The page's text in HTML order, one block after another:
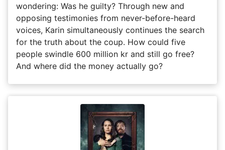
wondering: Was he guilty? Through new and
opposing testimonies from never-before-heard
voices, Karin simultaneously continues the search
for the truth about the coup. How could five
people swindle 600 million kr and still go free?
And where did the money actually go?